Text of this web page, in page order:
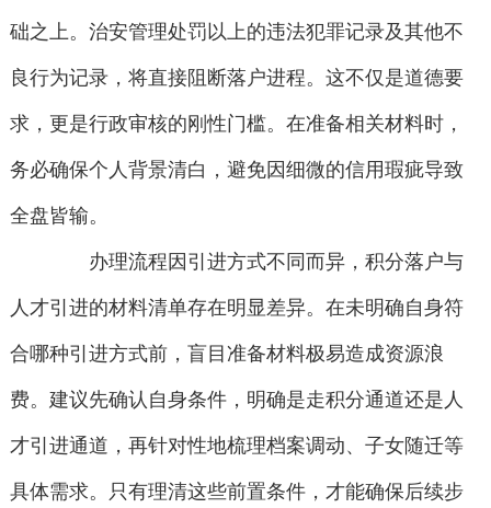
础之上。治安管理处罚以上的违法犯罪记录及其他不
良行为记录，将直接阻断落户进程。这不仅是道德要
求，更是行政审核的刚性门槛。在准备相关材料时，
务必确保个人背景清白，避免因细微的信用瑕疵导致
全盘皆输。
办理流程因引进方式不同而异，积分落户与
人才引进的材料清单存在明显差异。在未明确自身符
合哪种引进方式前，盲目准备材料极易造成资源浪
费。建议先确认自身条件，明确是走积分通道还是人
才引进通道，再针对性地梳理档案调动、子女随迁等
具体需求。只有理清这些前置条件，才能确保后续步